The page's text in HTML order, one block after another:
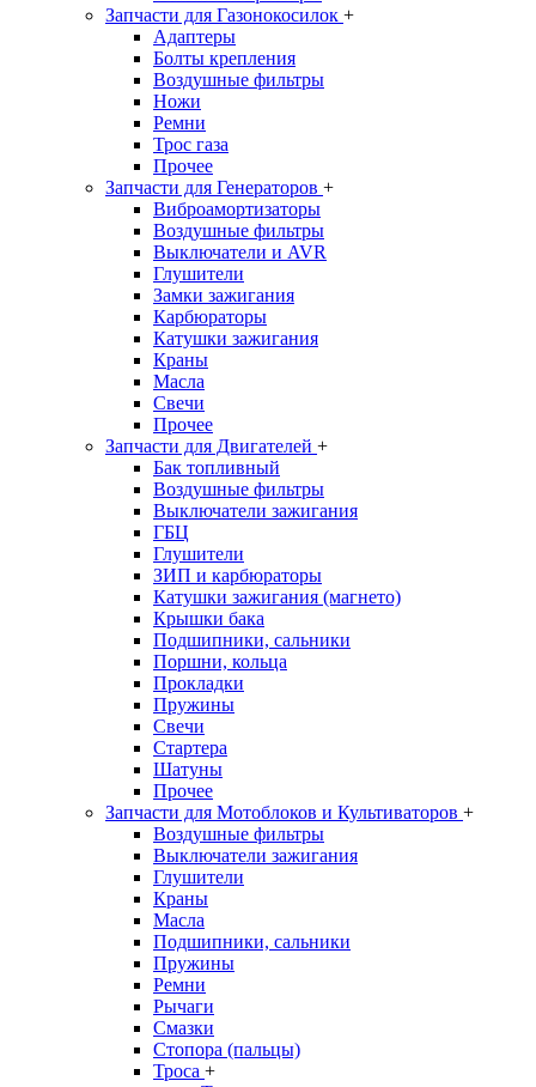
Запчасти для Газонокосилок +
Адаптеры
Болты крепления
Воздушные фильтры
Ножи
Ремни
Трос газа
Прочее
Запчасти для Генераторов +
Виброамортизаторы
Воздушные фильтры
Выключатели и AVR
Глушители
Замки зажигания
Карбюраторы
Катушки зажигания
Краны
Масла
Свечи
Прочее
Запчасти для Двигателей +
Бак топливный
Воздушные фильтры
Выключатели зажигания
ГБЦ
Глушители
ЗИП и карбюраторы
Катушки зажигания (магнето)
Крышки бака
Подшипники, сальники
Поршни, кольца
Прокладки
Пружины
Свечи
Стартера
Шатуны
Прочее
Запчасти для Мотоблоков и Культиваторов +
Воздушные фильтры
Выключатели зажигания
Глушители
Краны
Масла
Подшипники, сальники
Пружины
Ремни
Рычаги
Смазки
Стопора (пальцы)
Троса +